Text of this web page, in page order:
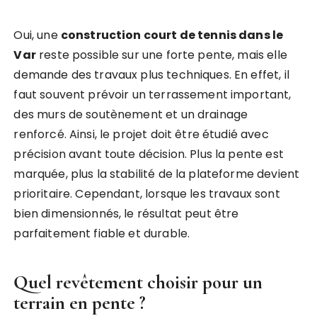
Oui, une construction court de tennis dans le
Varreste possible sur une forte pente, mais elle
demande des travaux plus techniques. En effet, il
faut souvent prévoir un terrassement important,
des murs de soutènement et un drainage
renforcé. Ainsi, le projet doit être étudié avec
précision avant toute décision. Plus la pente est
marquée, plus la stabilité de la plateforme devient
prioritaire. Cependant, lorsque les travaux sont
bien dimensionnés, le résultat peut être
parfaitement fiable et durable.
Quel revêtement choisir pour un
terrain en pente ?